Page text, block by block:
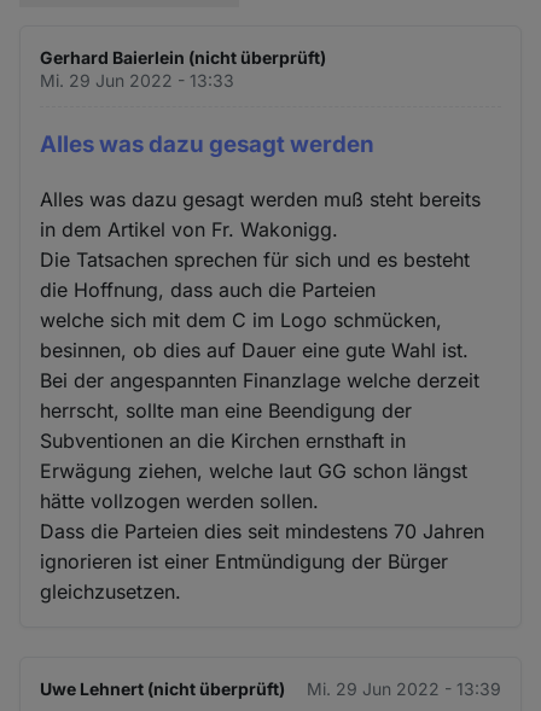
Gerhard Baierlein (nicht überprüft)
Mi. 29 Jun 2022 - 13:33
Alles was dazu gesagt werden
Alles was dazu gesagt werden muß steht bereits
in dem Artikel von Fr. Wakonigg.
Die Tatsachen sprechen für sich und es besteht
die Hoffnung, dass auch die Parteien
welche sich mit dem C im Logo schmücken,
besinnen, ob dies auf Dauer eine gute Wahl ist.
Bei der angespannten Finanzlage welche derzeit
herrscht, sollte man eine Beendigung der
Subventionen an die Kirchen ernsthaft in
Erwägung ziehen, welche laut GG schon längst
hätte vollzogen werden sollen.
Dass die Parteien dies seit mindestens 70 Jahren
ignorieren ist einer Entmündigung der Bürger
gleichzusetzen.
Uwe Lehnert (nicht überprüft) Mi. 29 Jun 2022 - 13:39